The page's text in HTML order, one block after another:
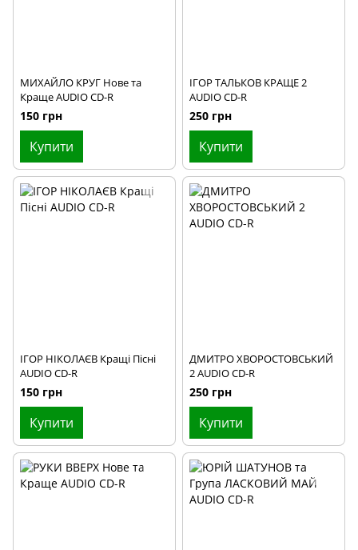
МИХАЙЛО КРУГ Нове та
Краще AUDIO CD-R
150 грн
Купити
ІГОР ТАЛЬКОВ КРАЩЕ 2
AUDIO CD-R
250 грн
Купити
ІГОР НІКОЛАЄВ Кращі Пісні
AUDIO CD-R
150 грн
Купити
ДМИТРО ХВОРОСТОВСЬКИЙ
2 AUDIO CD-R
250 грн
Купити